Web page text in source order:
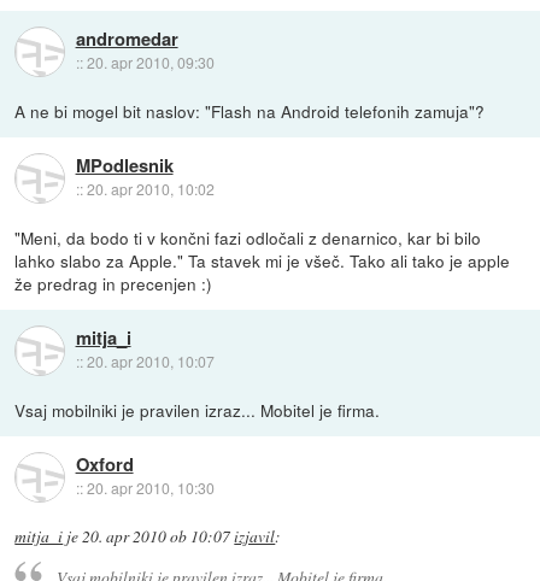
andromedar
::20. apr 2010, 09:30
A ne bi mogel bit naslov: "Flash na Android telefonih zamuja"?
MPodlesnik
::20. apr 2010, 10:02
"Meni, da bodo ti v končni fazi odločali z denarnico, kar bi bilo
lahko slabo za Apple." Ta stavek mi je všeč. Tako ali tako je apple
že predrag in precenjen :)
mitja_i
::20. apr 2010, 10:07
Vsaj mobilniki je pravilen izraz... Mobitel je firma.
Oxford
::20. apr 2010, 10:30
mitja_i je20. apr 2010 ob 10:07izjavil:
Vsaj mobilniki je pravilen izraz... Mobitel je firma.